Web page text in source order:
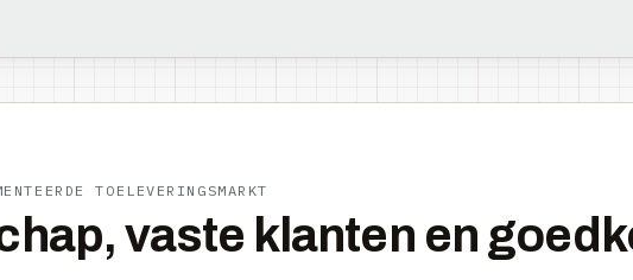
TOELEVERINGSMARKT
vaste klanten en